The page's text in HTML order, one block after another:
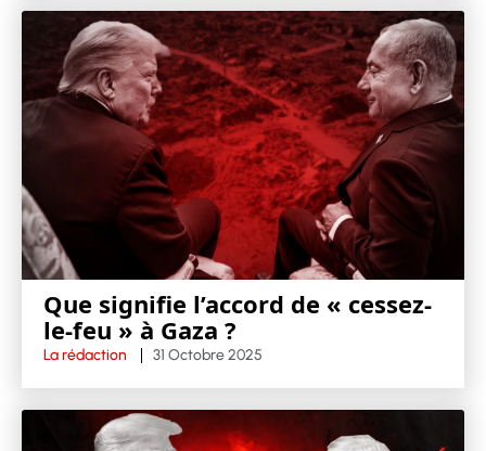
Que signifie l’accord de « cessez-
le-feu » à Gaza ?
La rédaction 31 Octobre 2025